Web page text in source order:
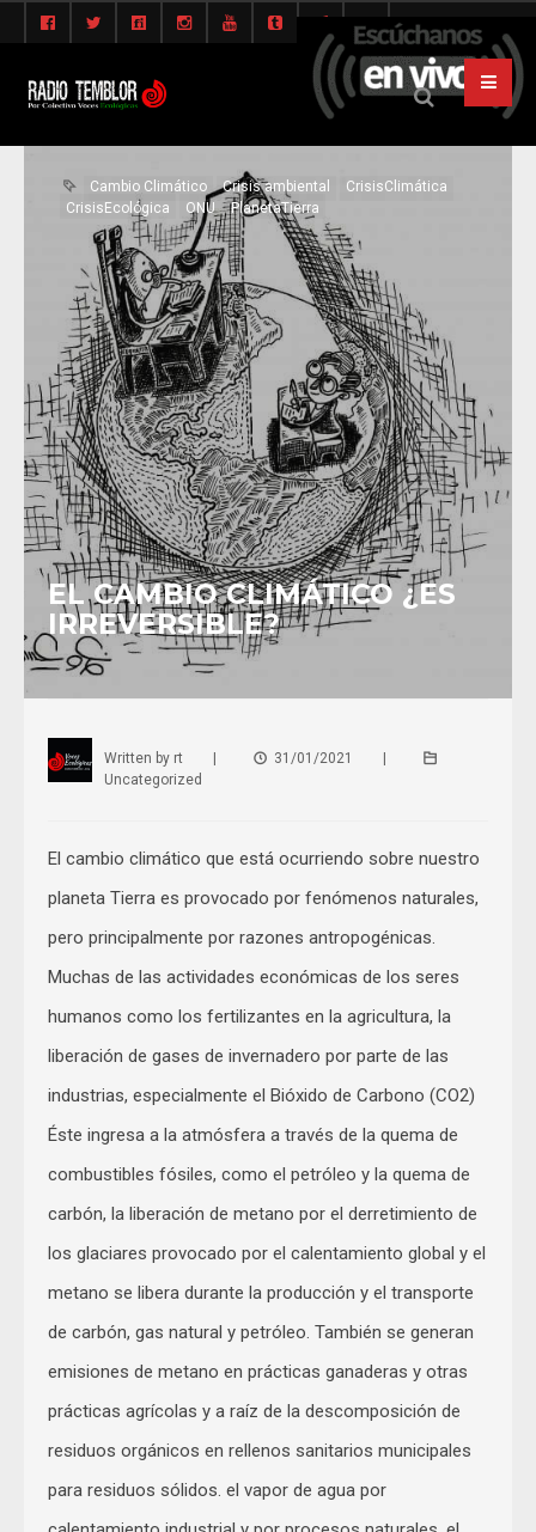
Cambio Climático Crisis ambiental
CrisisClimática
CrisisEcológica
ONU PlanetaTierra
EL CAMBIO CLIMÁTICO ¿ES
IRREVERSIBLE?
Written by rt 31/01/2021
Uncategorized
El cambio climático que está ocurriendo sobre nuestro
planeta Tierra es provocado por fenómenos naturales,
pero principalmente por razones antropogénicas.
Muchas de las actividades económicas de los seres
humanos como los fertilizantes en la agricultura, la
liberación de gases de invernadero por parte de las
industrias, especialmente el Bióxido de Carbono (CO2)
Éste ingresa a la atmósfera a través de la quema de
combustibles fósiles, como el petróleo y la quema de
carbón, la liberación de metano por el derretimiento de
los glaciares provocado por el calentamiento global y el
metano se libera durante la producción y el transporte
de carbón, gas natural y petróleo. También se generan
emisiones de metano en prácticas ganaderas y otras
prácticas agrícolas y a raíz de la descomposición de
residuos orgánicos en rellenos sanitarios municipales
para residuos sólidos. el vapor de agua por